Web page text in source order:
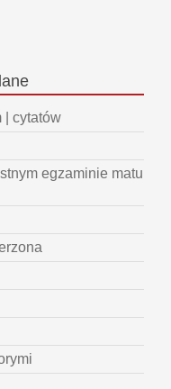
| cytatów
egzaminie matu